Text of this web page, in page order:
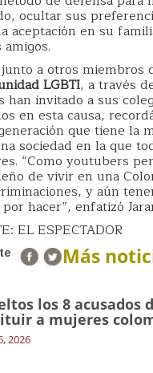
ocultar sus
aceptación en su
a otros miembros
LGBTI, a través
han invitado a sus
en esta causa,
que tiene la
sociedad en la que
“Como youtubers
de vivir en una
y aún
hacer”, enfatizó
EL ESPECTADOR
Más
los 8 acusados
a mujeres
2026